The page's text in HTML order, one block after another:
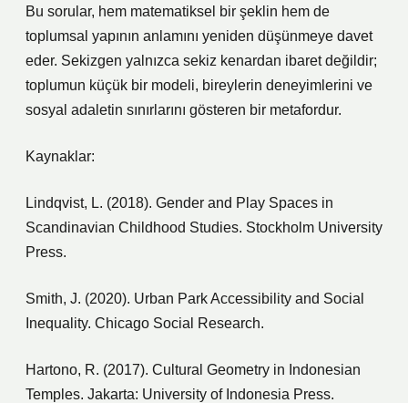
Bu sorular, hem matematiksel bir şeklin hem de
toplumsal yapının anlamını yeniden düşünmeye davet
eder. Sekizgen yalnızca sekiz kenardan ibaret değildir;
toplumun küçük bir modeli, bireylerin deneyimlerini ve
sosyal adaletin sınırlarını gösteren bir metafordur.
Kaynaklar:
Lindqvist, L. (2018). Gender and Play Spaces in
Scandinavian Childhood Studies. Stockholm University
Press.
Smith, J. (2020). Urban Park Accessibility and Social
Inequality. Chicago Social Research.
Hartono, R. (2017). Cultural Geometry in Indonesian
Temples. Jakarta: University of Indonesia Press.